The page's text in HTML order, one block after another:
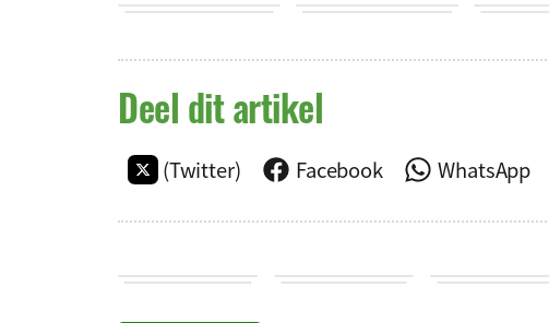
Deel dit artikel
(Twitter) Facebook WhatsApp